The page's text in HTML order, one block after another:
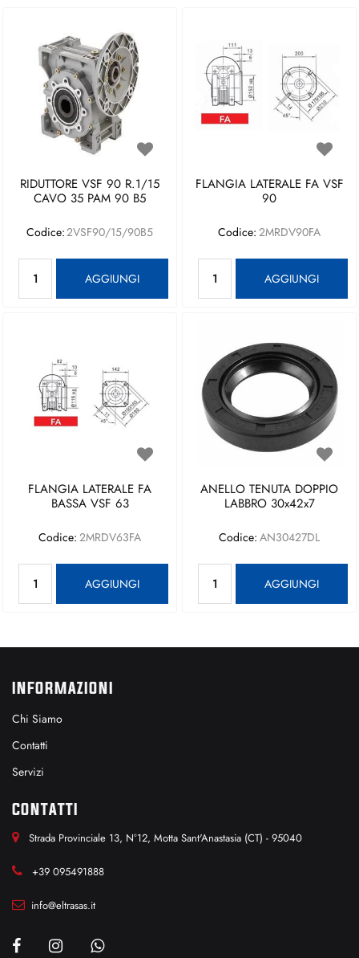
RIDUTTORE VSF 90 R.1/15
CAVO 35 PAM 90 B5
Codice:2VSF90/15/90B5
AGGIUNGI
FLANGIA LATERALE FA VSF
90
Codice: 2MRDV90FA
AGGIUNGI
FLANGIA LATERALE FA
BASSA VSF 63
Codice: 2MRDV63FA
AGGIUNGI
ANELLO TENUTA DOPPIO
LABBRO 30x42x7
Codice: AN30427DL
AGGIUNGI
INFORMAZIONI
Chi Siamo
Contatti
Servizi
CONTATTI
Strada Provinciale 13, N°12, Motta Sant'Anastasia (CT) - 95040
+39 095491888
info@eltrasas.it